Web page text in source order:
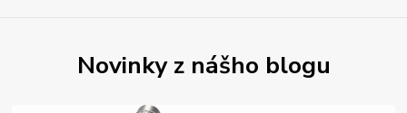
Novinky z nášho blogu